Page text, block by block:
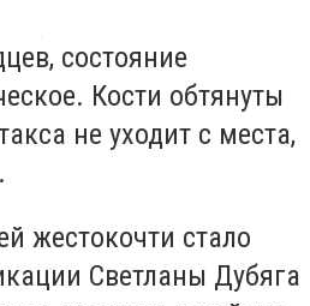
состояние
Кости обтянуты
не уходит с места,
жестокочти стало
Светланы Дубяга